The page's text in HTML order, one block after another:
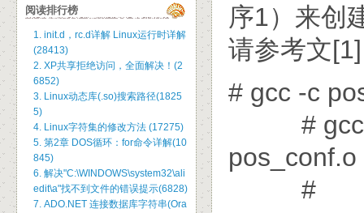
序1）来创
请参考文
# gcc -c
# gcc -
pos_conf.o
#
阅读排行榜
1. init.d，rc.d详解 Linux运行时详解
(28413)
2. XP共享拒绝访问，全面解决！(2
6852)
3. Linux动态库(.so)搜索路径(1825
5)
4. Linux字符集的修改方法 (17275)
5. 第2章 DOS循环：for命令详解(10
845)
6. 解决"C:\WINDOWS\system32\ali
edit\a"找不到文件的错误提示(6828)
7. ADO.NET 连接数据库字符串(Ora